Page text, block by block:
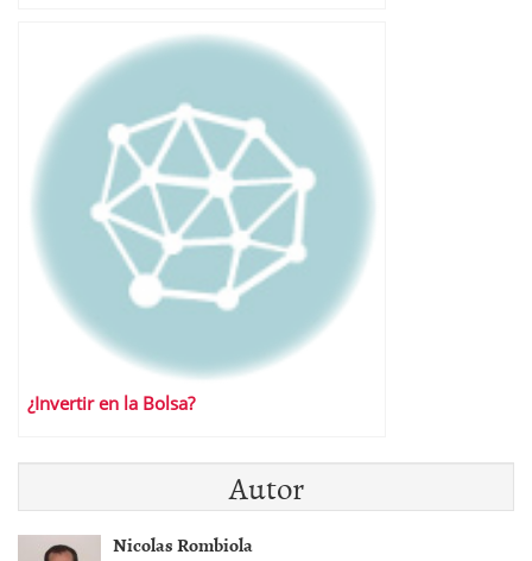
¿Invertir en la Bolsa?
Autor
Nicolas Rombiola